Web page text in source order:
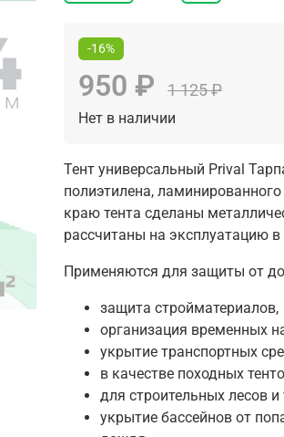
-16%
950 ₽ 1 125 ₽
Нет в наличии
Тент универсальный Prival
полиэтилена,
краю тента сделаны
рассчитаны на эксплуатацию в
Применяются для защиты от
защита стройматериалов,
организация временных
укрытие транспортных
в качестве походных
для строительных лесов и
укрытие бассейнов от